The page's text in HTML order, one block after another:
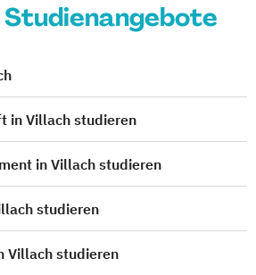
in Villach studieren
in Villach studieren
studieren
Villach studieren